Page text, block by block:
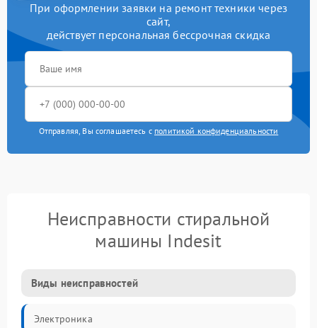
При оформлении заявки на ремонт техники через
сайт,
действует персональная бессрочная скидка
Отправляя, Вы соглашаетесь с политикой конфиденциальности
Неисправности стиральной
машины Indesit
Виды неисправностей
Электроника